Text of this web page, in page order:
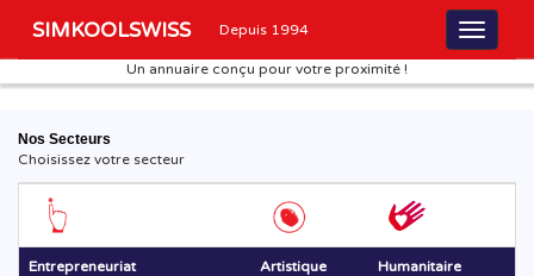
SIMKOOLSWISS Depuis 1994
Un annuaire conçu pour votre proximité !
Nos Secteurs
Choisissez votre secteur
Entrepreneuriat Artistique Humanitaire